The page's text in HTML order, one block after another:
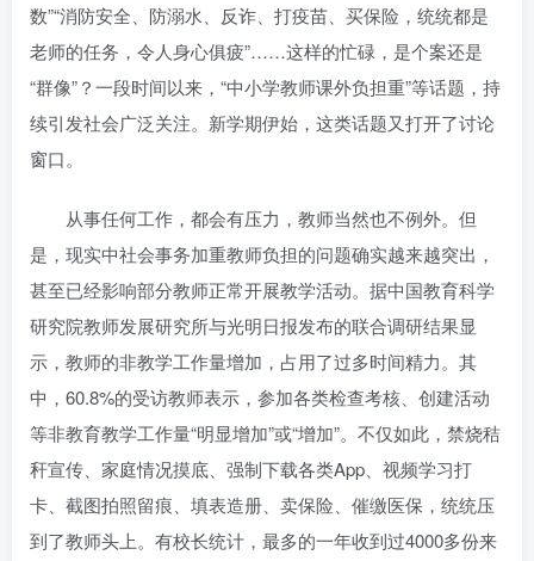
数”“消防安全、防溺水、反诈、打疫苗、买保险，统统都是
老师的任务，令人身心俱疲”……这样的忙碌，是个案还是
“群像”？一段时间以来，“中小学教师课外负担重”等话题，持
续引发社会广泛关注。新学期伊始，这类话题又打开了讨论
窗口。
从事任何工作，都会有压力，教师当然也不例外。但
是，现实中社会事务加重教师负担的问题确实越来越突出，
甚至已经影响部分教师正常开展教学活动。据中国教育科学
研究院教师发展研究所与光明日报发布的联合调研结果显
示，教师的非教学工作量增加，占用了过多时间精力。其
中，60.8%的受访教师表示，参加各类检查考核、创建活动
等非教育教学工作量“明显增加”或“增加”。不仅如此，禁烧秸
秆宣传、家庭情况摸底、强制下载各类App、视频学习打
卡、截图拍照留痕、填表造册、卖保险、催缴医保，统统压
到了教师头上。有校长统计，最多的一年收到过4000多份来